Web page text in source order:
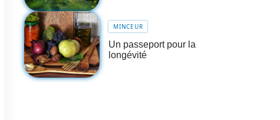
MINCEUR
Un passeport pour la
longévité